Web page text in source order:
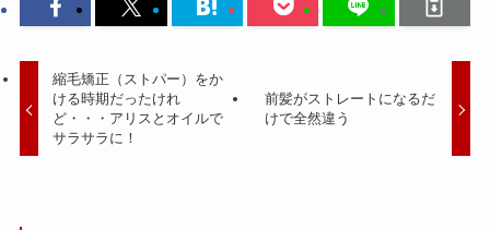
縮毛矯正（ストパー）をか
ける時期だったけれ
ど・・・アリスとオイルで
サラサラに！
前髪がストレートになるだ
けで全然違う